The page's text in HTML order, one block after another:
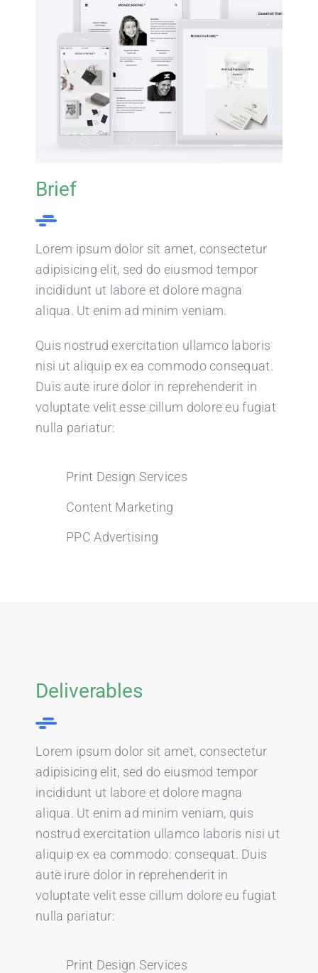
Brief
Lorem ipsum dolor sit amet, consectetur
adipisicing elit, sed do eiusmod tempor
incididunt ut labore et dolore magna
aliqua. Ut enim ad minim veniam.
Quis nostrud exercitation ullamco laboris
nisi ut aliquip ex ea commodo consequat.
Duis aute irure dolor in reprehenderit in
voluptate velit esse cillum dolore eu fugiat
nulla pariatur:
Print Design Services
Content Marketing
PPC Advertising
Deliverables
Lorem ipsum dolor sit amet, consectetur
adipisicing elit, sed do eiusmod tempor
incididunt ut labore et dolore magna
aliqua. Ut enim ad minim veniam, quis
nostrud exercitation ullamco laboris nisi ut
aliquip ex ea commodo: consequat. Duis
aute irure dolor in reprehenderit in
voluptate velit esse cillum dolore eu fugiat
nulla pariatur:
Print Design Services